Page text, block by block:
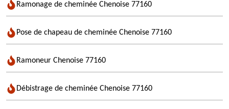
Ramonage de cheminée Chenoise 77160
Pose de chapeau de cheminée Chenoise 77160
Ramoneur Chenoise 77160
Débistrage de cheminée Chenoise 77160